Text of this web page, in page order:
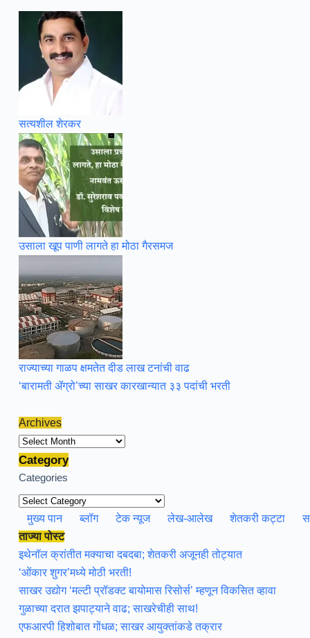
सत्यशील शेरकर
उसाला खूप पाणी लागते हा मोठा गैरसमज
राज्याच्या गाळप क्षमतेत दीड लाख टनांची वाढ
‘बारामती ॲग्रो’च्या साखर कारखान्यात ३३ पदांची भरती
Archives
Archives
Category
Categories
मुख्य पान ब्लॉग टेक न्यूज लेख-आलेख शेतकरी कट्टा
ताज्या पोस्ट
इथेनॉल क्रांतीत मक्याचा दबदबा; शेतकरी अजूनही तोट्यात
‘ओंकार शुगर’मध्ये मोठी भरती!
साखर उद्योग ‘मल्टी प्रॉडक्ट बायोमास रिसोर्स’ म्हणून विकसित व्हावा
गुळाच्या दरात झपाट्याने वाढ; साखरेचीही साथ!
एफआरपी हिशोबात गोंधळ; साखर आयुक्तांकडे तक्रार